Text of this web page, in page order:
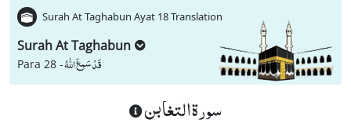
Surah At Taghabun Ayat 18 Translation
Surah At Taghabun
Para 28 -قَدْ سَمِعَ اللّٰهُ
سورة التغابن